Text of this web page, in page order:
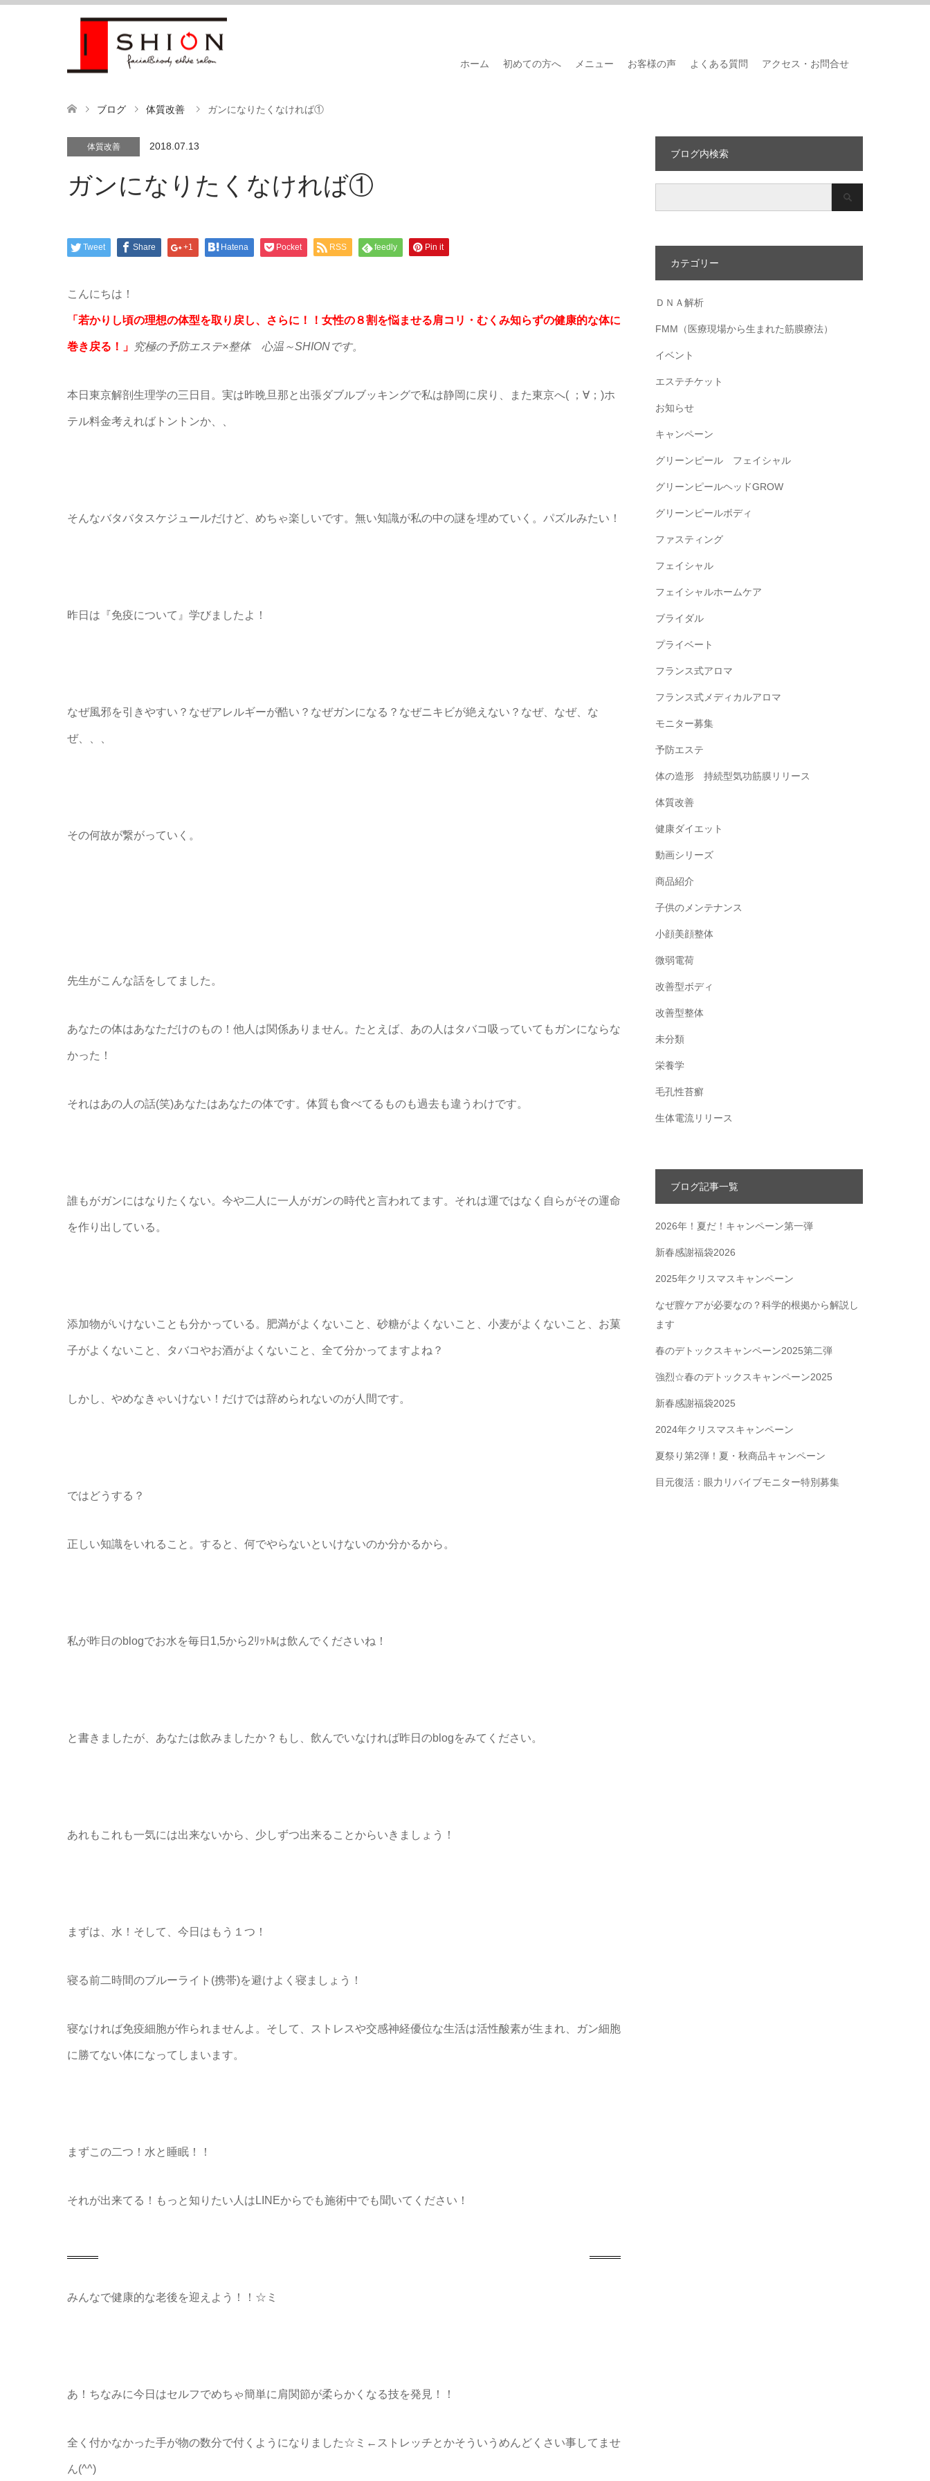
ホーム 初めての方へ メニュー お客様の声 よくある質問 アクセス・お問合せ
ブログ 体質改善 ガンになりたくなければ①
体質改善 2018.07.13
ガンになりたくなければ①
Tweet Share +1 Hatena Pocket RSS feedly Pin it
こんにちは！
「若かりし頃の理想の体型を取り戻し、さらに！！女性の８割を悩ませる肩コリ・むくみ知らずの健康的な体に
巻き戻る！」 究極の予防エステ×整体 心温～SHIONです。
本日東京解剖生理学の三日目。実は昨晩旦那と出張ダブルブッキングで私は静岡に戻り、また東京へ( ；∀；)ホ
テル料金考えればトントンか、、
そんなバタバタスケジュールだけど、めちゃ楽しいです。無い知識が私の中の謎を埋めていく。パズルみたい！
昨日は『免疫について』学びましたよ！
なぜ風邪を引きやすい？なぜアレルギーが酷い？なぜガンになる？なぜニキビが絶えない？なぜ、なぜ、な
ぜ、、、
その何故が繋がっていく。
先生がこんな話をしてました。
あなたの体はあなただけのもの！他人は関係ありません。たとえば、あの人はタバコ吸っていてもガンにならな
かった！
それはあの人の話(笑)あなたはあなたの体です。体質も食べてるものも過去も違うわけです。
誰もがガンにはなりたくない。今や二人に一人がガンの時代と言われてます。それは運ではなく自らがその運命
を作り出している。
添加物がいけないことも分かっている。肥満がよくないこと、砂糖がよくないこと、小麦がよくないこと、お菓
子がよくないこと、タバコやお酒がよくないこと、全て分かってますよね？
しかし、やめなきゃいけない！だけでは辞められないのが人間です。
ではどうする？
正しい知識をいれること。すると、何でやらないといけないのか分かるから。
私が昨日のblogでお水を毎日1,5から2ﾘｯﾄﾙは飲んでくださいね！
と書きましたが、あなたは飲みましたか？もし、飲んでいなければ昨日のblogをみてください。
あれもこれも一気には出来ないから、少しずつ出来ることからいきましょう！
まずは、水！そして、今日はもう１つ！
寝る前二時間のブルーライト(携帯)を避けよく寝ましょう！
寝なければ免疫細胞が作られませんよ。そして、ストレスや交感神経優位な生活は活性酸素が生まれ、ガン細胞
に勝てない体になってしまいます。
まずこの二つ！水と睡眠！！
それが出来てる！もっと知りたい人はLINEからでも施術中でも聞いてください！
みんなで健康的な老後を迎えよう！！☆ミ
あ！ちなみに今日はセルフでめちゃ簡単に肩関節が柔らかくなる技を発見！！
全く付かなかった手が物の数分で付くようになりました☆ミ←ストレッチとかそういうめんどくさい事してませ
ん(^^)
ブログ内検索
カテゴリー
ＤＮＡ解析
FMM（医療現場から生まれた筋膜療法）
イベント
エステチケット
お知らせ
キャンペーン
グリーンピール フェイシャル
グリーンピールヘッドGROW
グリーンピールボディ
ファスティング
フェイシャル
フェイシャルホームケア
ブライダル
プライベート
フランス式アロマ
フランス式メディカルアロマ
モニター募集
予防エステ
体の造形 持続型気功筋膜リリース
体質改善
健康ダイエット
動画シリーズ
商品紹介
子供のメンテナンス
小顔美顔整体
微弱電荷
改善型ボディ
改善型整体
未分類
栄養学
毛孔性苔癬
生体電流リリース
ブログ記事一覧
2026年！夏だ！キャンペーン第一弾
新春感謝福袋2026
2025年クリスマスキャンペーン
なぜ膣ケアが必要なの？科学的根拠から解説し
ます
春のデトックスキャンペーン2025第二弾
強烈☆春のデトックスキャンペーン2025
新春感謝福袋2025
2024年クリスマスキャンペーン
夏祭り第2弾！夏・秋商品キャンペーン
目元復活：眼力リバイブモニター特別募集